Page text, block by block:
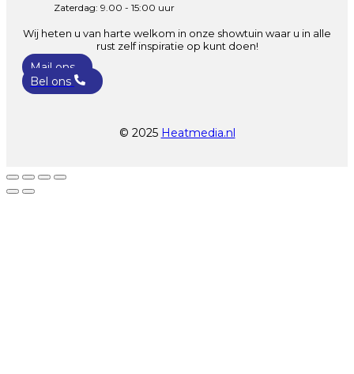
Zaterdag: 9.00 - 15:00 uur
Wij heten u van harte welkom in onze showtuin waar u in alle
rust zelf inspiratie op kunt doen!
Mail ons
Bel ons
© 2025 Heatmedia.nl